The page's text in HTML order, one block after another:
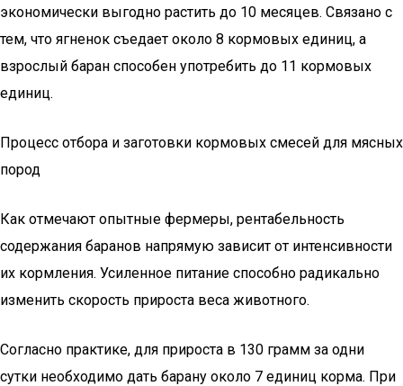
экономически выгодно растить до 10 месяцев. Связано с
тем, что ягненок съедает около 8 кормовых единиц, а
взрослый баран способен употребить до 11 кормовых
единиц.
Процесс отбора и заготовки кормовых смесей для мясных
пород
Как отмечают опытные фермеры, рентабельность
содержания баранов напрямую зависит от интенсивности
их кормления. Усиленное питание способно радикально
изменить скорость прироста веса животного.
Согласно практике, для прироста в 130 грамм за одни
сутки необходимо дать барану около 7 единиц корма. При